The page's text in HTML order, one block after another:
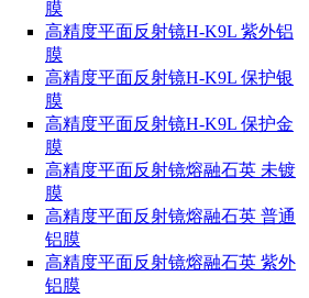
膜
高精度平面反射镜H-K9L 紫外铝
膜
高精度平面反射镜H-K9L 保护银
膜
高精度平面反射镜H-K9L 保护金
膜
高精度平面反射镜熔融石英 未镀
膜
高精度平面反射镜熔融石英 普通
铝膜
高精度平面反射镜熔融石英 紫外
铝膜